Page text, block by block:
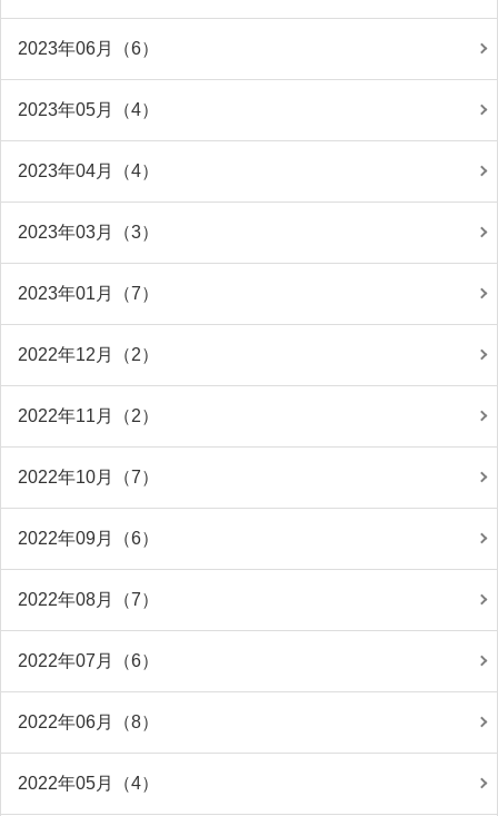
2023年06月（6）
2023年05月（4）
2023年04月（4）
2023年03月（3）
2023年01月（7）
2022年12月（2）
2022年11月（2）
2022年10月（7）
2022年09月（6）
2022年08月（7）
2022年07月（6）
2022年06月（8）
2022年05月（4）